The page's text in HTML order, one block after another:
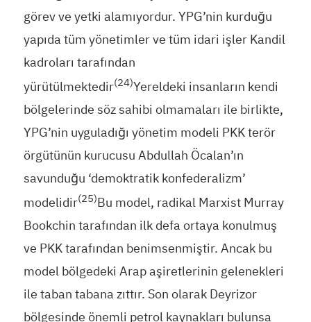
görev ve yetki alamıyordur. YPG’nin kurduğu
yapıda tüm yönetimler ve tüm idari işler Kandil
kadroları tarafından
yürütülmektedir(24)Yereldeki insanların kendi
bölgelerinde söz sahibi olmamaları ile birlikte,
YPG’nin uyguladığı yönetim modeli PKK terör
örgütünün kurucusu Abdullah Öcalan’ın
savunduğu ‘demoktratik konfederalizm’
modelidir(25)Bu model, radikal Marxist Murray
Bookchin tarafından ilk defa ortaya konulmuş
ve PKK tarafından benimsenmiştir. Ancak bu
model bölgedeki Arap aşiretlerinin gelenekleri
ile taban tabana zıttır. Son olarak Deyrizor
bölgesinde önemli petrol kaynakları bulunsa